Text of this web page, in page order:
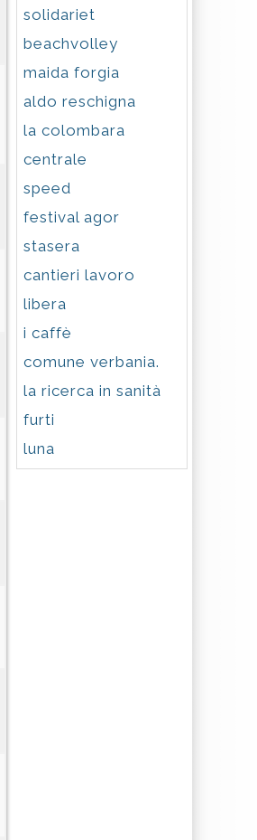
solidariet
beachvolley
maida forgia
aldo reschigna
la colombara
centrale
speed
festival agor
stasera
cantieri lavoro
libera
i caffè
comune verbania.
la ricerca in sanità
furti
luna